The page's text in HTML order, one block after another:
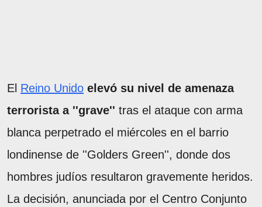
El Reino Unido elevó su nivel de amenaza
terrorista a ''grave'' tras el ataque con arma
blanca perpetrado el miércoles en el barrio
londinense de ''Golders Green'', donde dos
hombres judíos resultaron gravemente heridos.
La decisión, anunciada por el Centro Conjunto